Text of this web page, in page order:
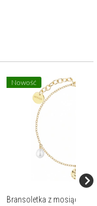
Nowość
Bransoletka z mosiądzu